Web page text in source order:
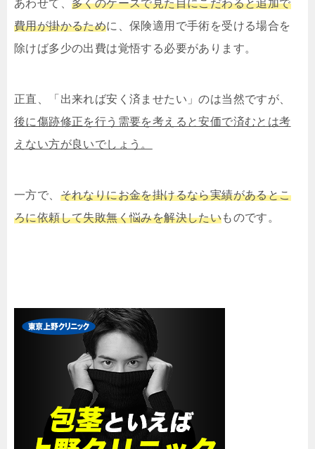
あわせて、 多くのケースで見た目にこだわると追加で
費用が掛かるために、保険適用で手術を受ける場合を
除けば多少の出費は覚悟する必要があります。
正直、「出来れば安く済ませたい」のは当然ですが、
後に傷跡修正を行う需要を考えると安価で済むとは考
えない方が良いでしょう。
一方で、 それなりにお金を掛けるなら実績があるとこ
ろに依頼して失敗無く悩みを解決したいものです。